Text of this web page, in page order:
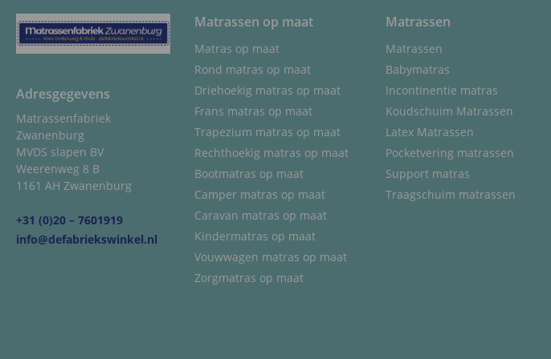
Adresgegevens
Matrassenfabriek
Zwanenburg
MVDS slapen BV
Weerenweg 8 B
1161 AH Zwanenburg
+31 (0)20 – 7601919
info@defabriekswinkel.nl
Matrassen op maat
Matras op maat
Rond matras op maat
Driehoekig matras op maat
Frans matras op maat
Trapezium matras op maat
Rechthoekig matras op maat
Bootmatras op maat
Camper matras op maat
Caravan matras op maat
Kindermatras op maat
Vouwwagen matras op maat
Zorgmatras op maat
Matrassen
Matrassen
Babymatras
Incontinentie matras
Koudschuim Matrassen
Latex Matrassen
Pocketvering matrassen
Support matras
Traagschuim matrassen